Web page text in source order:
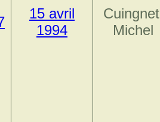
15 avril
1994
Michel